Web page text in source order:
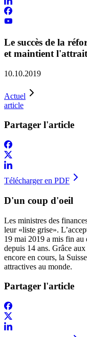
Le succès de la
et maintient l'attrait
10.10.2019
Actuel
article
Partager l'article
Télécharger en PDF
D'un coup d'oeil
Les ministres des
leur «liste grise».
19 mai 2019 a mis fin
depuis 14 ans. Grâce
encore en cours, la
attractives au monde.
Partager l'article